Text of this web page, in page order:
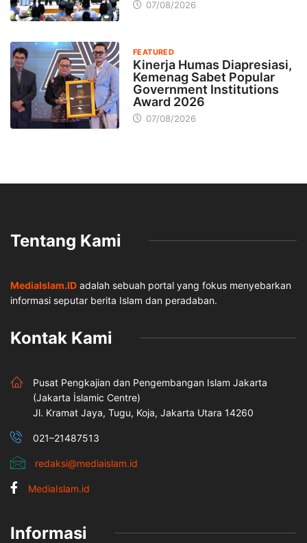
07/08/2026
FEATURED
Kinerja Humas Diapresiasi,
Kemenag Sabet Popular
Government Institutions
Award 2026
07/08/2026
Tentang Kami
MediaIslam.ID adalah sebuah portal yang fokus menyebarkan
informasi seputar berita Islam dan peradaban.
Kontak Kami
Pusat Pengkajian dan Pengembangan Islam Jakarta
(Jakarta İslamic Centre)
Jl. Kramat Jaya, Tugu, Koja, Jakarta Utara 14260
021–21487513
redaksi@mediaislam.id
MediaIslam.id
Informasi